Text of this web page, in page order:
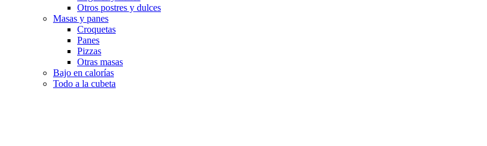
Otros postres y dulces
Masas y panes
Croquetas
Panes
Pizzas
Otras masas
Bajo en calorías
Todo a la cubeta